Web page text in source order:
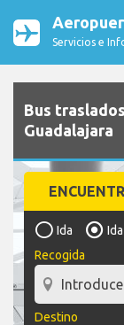
Servicios e
Bus
Guadalajara
Ida
Recogida
Destino